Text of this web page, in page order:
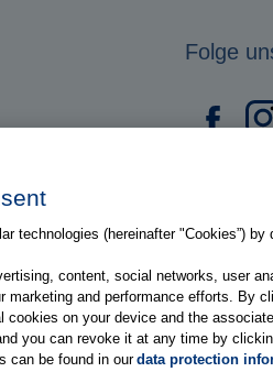
Folge
technologies (hereinafter "Cookies”) by
content, social networks, user
marketing and performance efforts. By
cookies on your device and the
you can revoke it at any time by
can be found in ourdata protection